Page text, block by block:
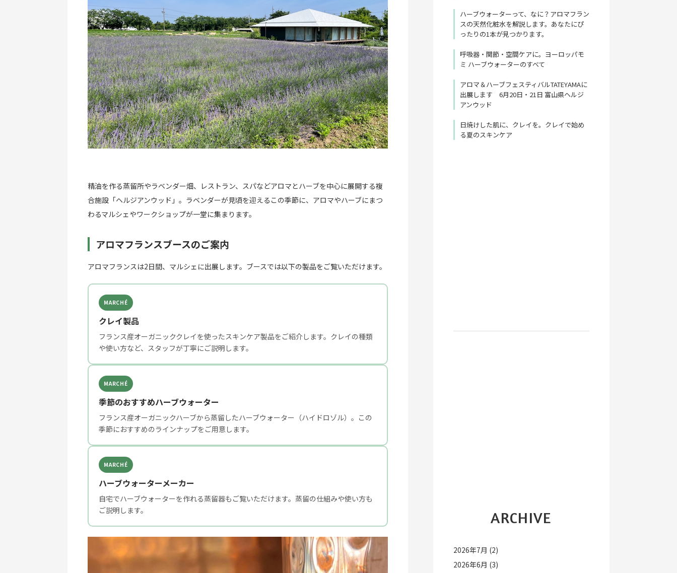
精油を作る蒸留所やラベンダー畑、レストラン、スパなどアロマとハーブを中心に展開する複
合施設「ヘルジアンウッド」。ラベンダーが見頃を迎えるこの季節に、アロマやハーブにまつ
わるマルシェやワークショップが一堂に集まります。
アロマフランスブースのご案内
アロマフランスは2日間、マルシェに出展します。ブースでは以下の製品をご覧いただけます。
MARCHÉ
クレイ製品
フランス産オーガニッククレイを使ったスキンケア製品をご紹介します。クレイの種類
や使い方など、スタッフが丁寧にご説明します。
MARCHÉ
季節のおすすめハーブウォーター
フランス産オーガニックハーブから蒸留したハーブウォーター（ハイドロゾル）。この
季節におすすめのラインナップをご用意します。
MARCHÉ
ハーブウォーターメーカー
自宅でハーブウォーターを作れる蒸留器もご覧いただけます。蒸留の仕組みや使い方も
ご説明します。
ハーブウォーターって、なに？アロマフラン
スの天然化粧水を解説します。あなたにぴ
ったりの1本が見つかります。
呼吸器・関節・空間ケアに。ヨーロッパモ
ミ ハーブウォーターのすべて
アロマ＆ハーブフェスティバルTATEYAMAに
出展します 6月20日・21日 富山県ヘルジ
アンウッド
日焼けした肌に、クレイを。クレイで始め
る夏のスキンケア
ARCHIVE
2026年7月 (2)
2026年6月 (3)